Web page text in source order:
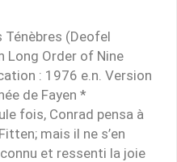
(Deofel
Long Order of Nine
: 1976 e.n. Version
de Fayen *
fois, Conrad pensa à
mais il ne s’en
et ressenti la joie